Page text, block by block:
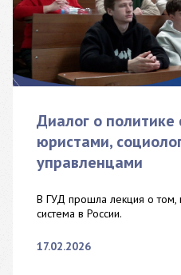
Диалог о
юристами,
управленцами
В ГУД прошла лекция о том,
система в России.
17.02.2026